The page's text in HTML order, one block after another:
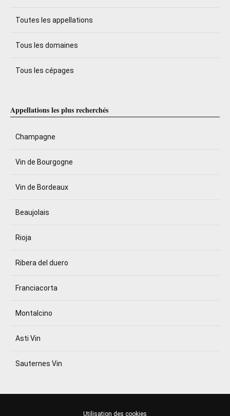
Toutes les appellations
Tous les domaines
Tous les cépages
Appellations les plus recherchés
Champagne
Vin de Bourgogne
Vin de Bordeaux
Beaujolais
Rioja
Ribera del duero
Franciacorta
Montalcino
Asti Vin
Sauternes Vin
Utilisation des cookies